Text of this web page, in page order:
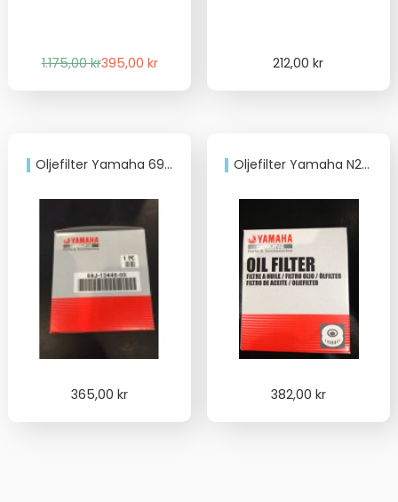
1.175,00krDet
395,00 kr
Det
212,00kr
Oljefilter Yamaha 69J134400500
365,00kr
Oljefilter Yamaha N26134400400
382,00 kr